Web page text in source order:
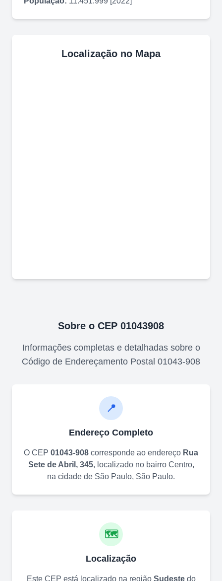
Localização no Mapa
Sobre o CEP 01043908
Informações completas e detalhadas sobre o
Código de Endereçamento Postal 01043-908
📍
Endereço Completo
O CEP 01043-908 corresponde ao endereço Rua
Sete de Abril, 345, localizado no bairro Centro,
na cidade de São Paulo, São Paulo.
🗺️
Localização
Este CEP está localizado na região Sudestedo